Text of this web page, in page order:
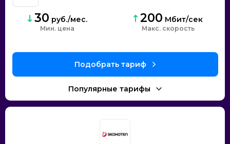
30 руб./мес.
Мин. цена
200 Мбит/сек
скорость